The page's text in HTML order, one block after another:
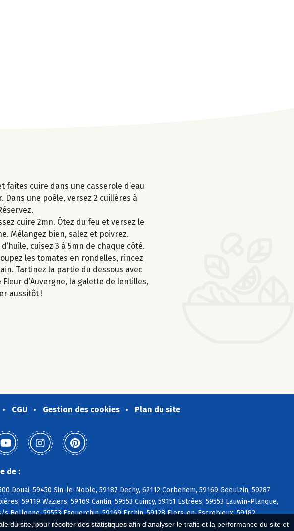
du site, pour récolter des statistiques afin d'analyser le trafic et la performance du site et
faites cuire dans une casserole d’eau
une poêle, versez 2 cuillères à
cuire 2mn. Ôtez du feu et versez le
Mélangez bien, salez et poivrez.
cuisez 3 à 5mn de chaque côté.
les tomates en rondelles, rincez
Tartinez la partie du dessous avec
d’Auvergne, la galette de lentilles,
aussitôt !
CGU Gestion des cookies Plan du site
de :
Douai, 59450 Sin-le-Noble, 59187 Dechy, 62112 Corbehem, 59169 Goeulzin, 59287
59119 Waziers, 59169 Cantin, 59553 Cuincy, 59151 Estrées, 59553 Lauwin-Planque,
Bellonne, 59553 Esquerchin, 59169 Erchin, 59128 Flers-en-Escrebieux, 59182
Arleux, 59151 Hamel, 59151 Bugnicourt